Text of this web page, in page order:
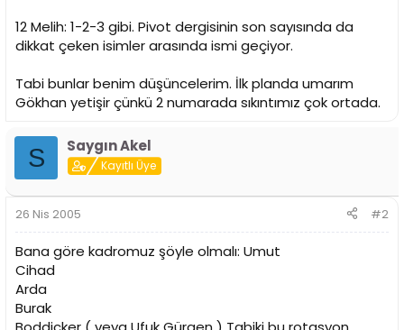
12 Melih: 1-2-3 gibi. Pivot dergisinin son sayısında da
dikkat çeken isimler arasında ismi geçiyor.
Tabi bunlar benim düşüncelerim. İlk planda umarım
Gökhan yetişir çünkü 2 numarada sıkıntımız çok ortada.
S Saygın Akel
Kayıtlı Üye
26 Nis 2005 #2
Bana göre kadromuz şöyle olmalı: Umut
Cihad
Arda
Burak